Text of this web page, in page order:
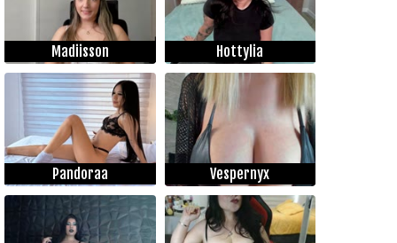
Madiisson Hottylia
Pandoraa Vespernyx